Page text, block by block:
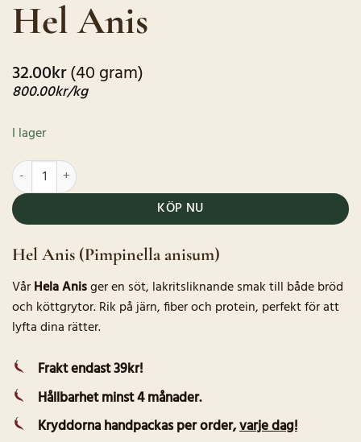
baserat på
kundrecensioner
Hel Anis
32.00kr(40 gram)
800.00kr/kg
I lager
Hel Anis mängd
KÖP NU
Hel Anis (Pimpinella anisum)
VårHela Anisger en söt, lakritsliknande smak till både bröd
och köttgrytor. Rik på järn, fiber och protein, perfekt för att
lyfta dina rätter.
Frakt endast 39kr!
Hållbarhet minst 4 månader.
Kryddorna handpackas per order,varje dag!